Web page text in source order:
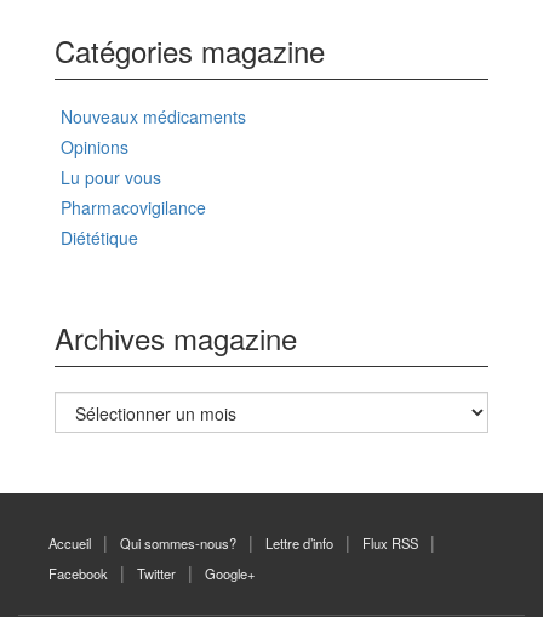
Catégories magazine
Nouveaux médicaments
Opinions
Lu pour vous
Pharmacovigilance
Diététique
Archives magazine
Archives
magazine
Accueil Qui sommes-nous? Lettre d’info
Flux RSS
Facebook
Twitter Google+